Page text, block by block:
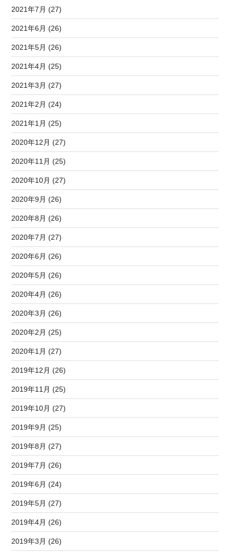
2021年7月 (27)
2021年6月 (26)
2021年5月 (26)
2021年4月 (25)
2021年3月 (27)
2021年2月 (24)
2021年1月 (25)
2020年12月 (27)
2020年11月 (25)
2020年10月 (27)
2020年9月 (26)
2020年8月 (26)
2020年7月 (27)
2020年6月 (26)
2020年5月 (26)
2020年4月 (26)
2020年3月 (26)
2020年2月 (25)
2020年1月 (27)
2019年12月 (26)
2019年11月 (25)
2019年10月 (27)
2019年9月 (25)
2019年8月 (27)
2019年7月 (26)
2019年6月 (24)
2019年5月 (27)
2019年4月 (26)
2019年3月 (26)